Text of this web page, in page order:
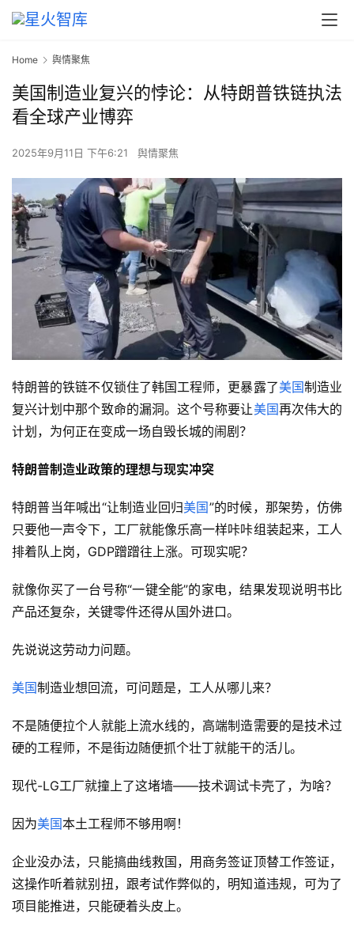
Home 舆情聚焦
美国制造业复兴的悖论：从特朗普铁链执法
看全球产业博弈
2025年9月11日 下午6:21 舆情聚焦
特朗普的铁链不仅锁住了韩国工程师，更暴露了美国制造业
复兴计划中那个致命的漏洞。这个号称要让美国再次伟大的
计划，为何正在变成一场自毁长城的闹剧？
特朗普制造业政策的理想与现实冲突
特朗普当年喊出“让制造业回归美国”的时候，那架势，仿佛
只要他一声令下，工厂就能像乐高一样咔咔组装起来，工人
排着队上岗，GDP蹭蹭往上涨。可现实呢？
就像你买了一台号称“一键全能”的家电，结果发现说明书比
产品还复杂，关键零件还得从国外进口。
先说说这劳动力问题。
美国制造业想回流，可问题是，工人从哪儿来？
不是随便拉个人就能上流水线的，高端制造需要的是技术过
硬的工程师，不是街边随便抓个壮丁就能干的活儿。
现代-LG工厂就撞上了这堵墙——技术调试卡壳了，为啥？
因为美国本土工程师不够用啊！
企业没办法，只能搞曲线救国，用商务签证顶替工作签证，
这操作听着就别扭，跟考试作弊似的，明知道违规，可为了
项目能推进，只能硬着头皮上。